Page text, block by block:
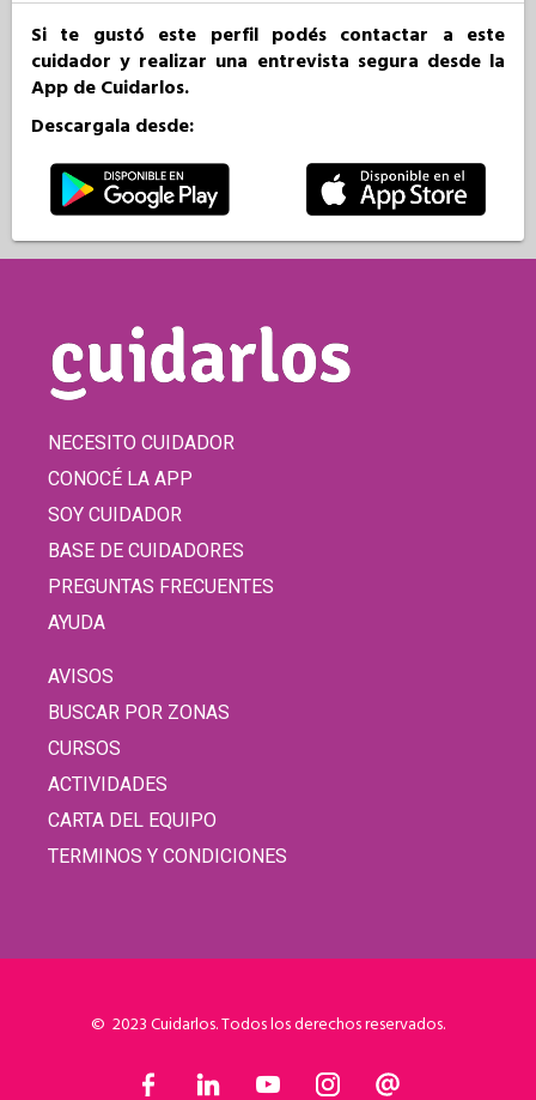
Si te gustó este perfil podés contactar a este
cuidador y realizar una entrevista segura desde la
App de Cuidarlos.
Descargala desde:
NECESITO CUIDADOR
CONOCÉ LA APP
SOY CUIDADOR
BASE DE CUIDADORES
PREGUNTAS FRECUENTES
AYUDA
AVISOS
BUSCAR POR ZONAS
CURSOS
ACTIVIDADES
CARTA DEL EQUIPO
TERMINOS Y CONDICIONES
© 2023 Cuidarlos. Todos los derechos reservados.